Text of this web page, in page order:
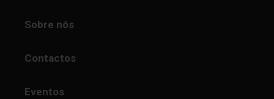
Sobre nós
Contactos
Eventos